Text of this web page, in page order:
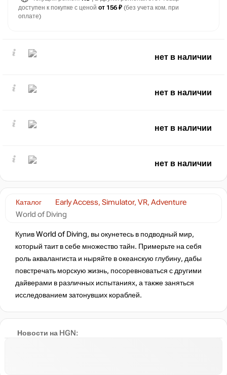
Новости на HGN:
Каталог
Early Access, Simulator, VR, Adventure
World of Diving
Купив World of Diving, вы окунетесь в подводный мир,
который таит в себе множество тайн. Примерьте на себя
роль аквалангиста и ныряйте в океанскую глубину, дабы
повстречать морскую жизнь, посоревноваться с другими
дайверами в различных испытаниях, а также заняться
исследованием затонувших кораблей.
доступен к покупке с ценой от 156 ₽ (без учета ком. при
оплате)
нет в наличии
нет в наличии
нет в наличии
нет в наличии